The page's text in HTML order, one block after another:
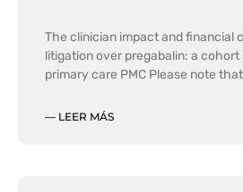
The clinician impact and financial
litigation over pregabalin: a cohort
primary care PMC Please note
— LEER MÁS